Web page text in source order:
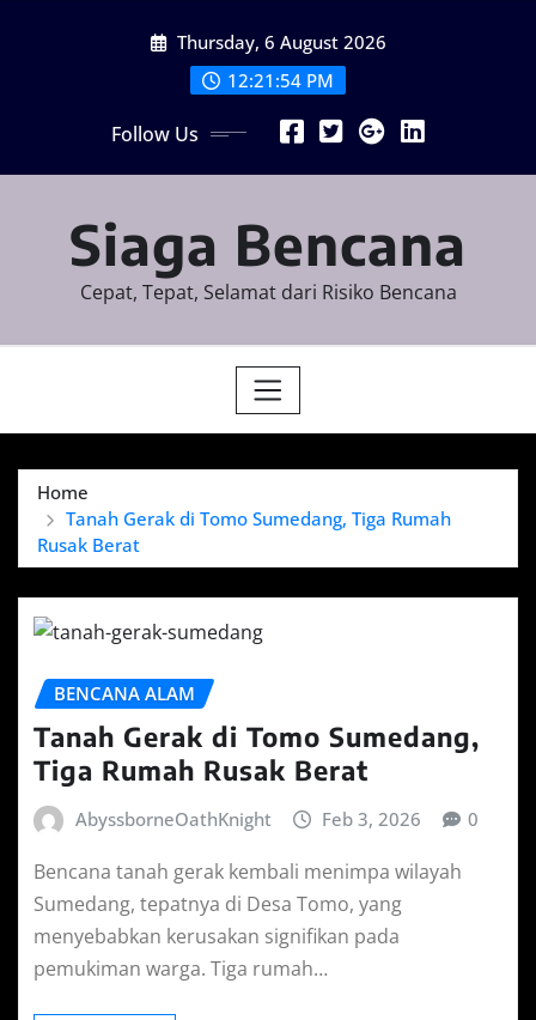
Thursday, 6 August 2026
12:21:55 PM
Follow Us
Siaga Bencana
Cepat, Tepat, Selamat dari Risiko Bencana
Home
Tanah Gerak di Tomo Sumedang, Tiga Rumah
Rusak Berat
BENCANA ALAM
Tanah Gerak di Tomo Sumedang,
Tiga Rumah Rusak Berat
AbyssborneOathKnight Feb 3, 2026 0
Bencana tanah gerak kembali menimpa wilayah
Sumedang, tepatnya di Desa Tomo, yang
menyebabkan kerusakan signifikan pada
pemukiman warga. Tiga rumah…